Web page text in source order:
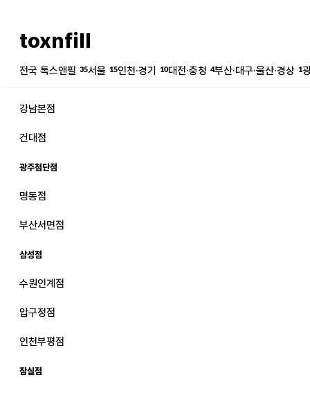
강남본점
관악서울대입구점
광주상무점
남자
toxnfill
전국 톡스앤필 35서울 15인천·경기 10대전·충청 4부산·대구·울산·경상 1
강남본점
건대점
광주첨단점
명동점
부산서면점
삼성점
수원인계점
압구정점
인천부평점
잠실점